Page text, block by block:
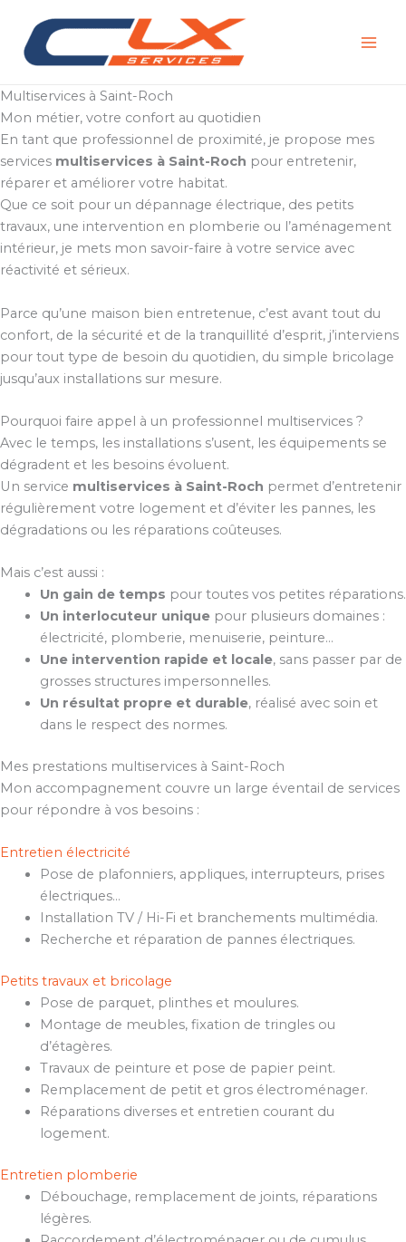
contenu
Multiservices à Saint-Roch
Mon métier, votre confort au quotidien
En tant que professionnel de proximité, je propose mes
services multiservices à Saint-Roch pour entretenir,
réparer et améliorer votre habitat.
Que ce soit pour un dépannage électrique, des petits
travaux, une intervention en plomberie ou l’aménagement
intérieur, je mets mon savoir-faire à votre service avec
réactivité et sérieux.
Parce qu’une maison bien entretenue, c’est avant tout du
confort, de la sécurité et de la tranquillité d’esprit, j’interviens
pour tout type de besoin du quotidien, du simple bricolage
jusqu’aux installations sur mesure.
Pourquoi faire appel à un professionnel multiservices ?
Avec le temps, les installations s’usent, les équipements se
dégradent et les besoins évoluent.
Un service multiservices à Saint-Roch permet d’entretenir
régulièrement votre logement et d’éviter les pannes, les
dégradations ou les réparations coûteuses.
Mais c’est aussi :
Un gain de temps pour toutes vos petites réparations.
Un interlocuteur uniquepour plusieurs domaines :
électricité, plomberie, menuiserie, peinture…
Une intervention rapide et locale, sans passer par de
grosses structures impersonnelles.
Un résultat propre et durable, réalisé avec soin et
dans le respect des normes.
Mes prestations multiservices à Saint-Roch
Mon accompagnement couvre un large éventail de services
pour répondre à vos besoins :
Entretien électricité
Pose de plafonniers, appliques, interrupteurs, prises
électriques…
Installation TV / Hi-Fi et branchements multimédia.
Recherche et réparation de pannes électriques.
Petits travaux et bricolage
Pose de parquet, plinthes et moulures.
Montage de meubles, fixation de tringles ou
d’étagères.
Travaux de peinture et pose de papier peint.
Remplacement de petit et gros électroménager.
Réparations diverses et entretien courant du
logement.
Entretien plomberie
Débouchage, remplacement de joints, réparations
légères.